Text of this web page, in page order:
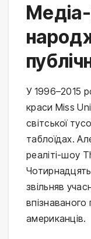
У 1996–2015
краси Miss
світської
таблоїдах.
реаліті-шоу
звільняв
американців.